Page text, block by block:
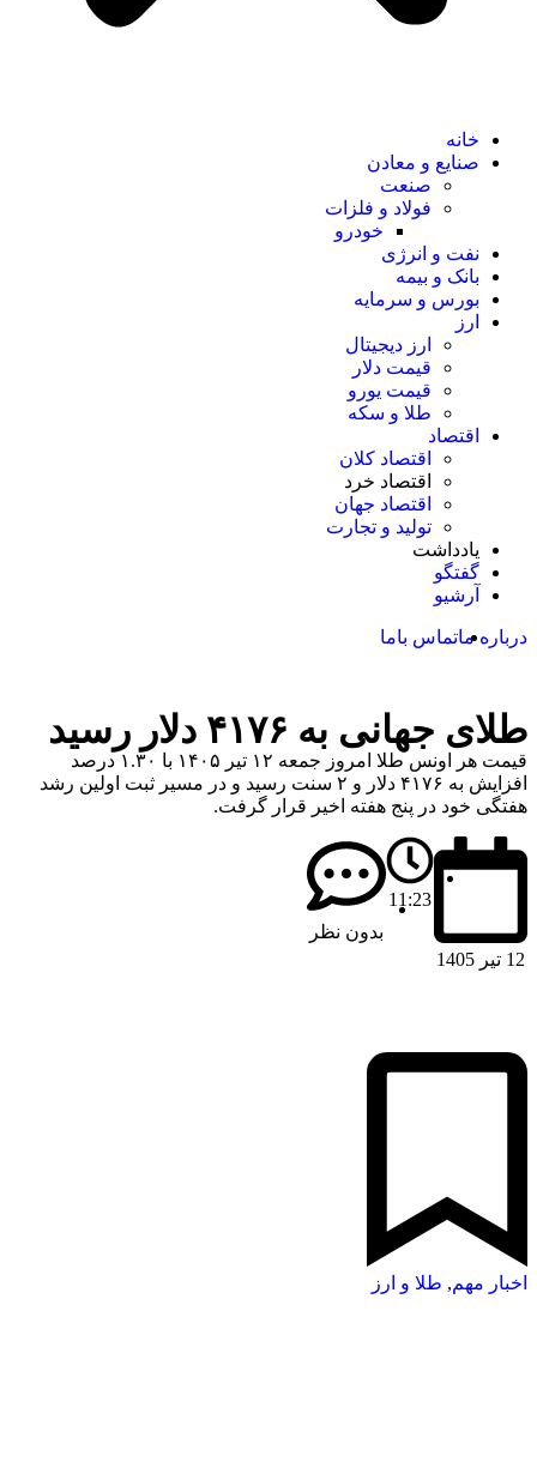
خانه
صنایع و معادن
صنعت
فولاد و فلزات
خودرو
نفت و انرژی
بانک و بیمه
بورس و سرمایه
ارز
ارز دیجیتال
قیمت دلار
قیمت یورو
طلا و سکه
اقتصاد
اقتصاد کلان
اقتصاد خرد
اقتصاد جهان
تولید و تجارت
یادداشت
گفتگو
آرشیو
درباره ماتماس باما
طلای جهانی به ۴۱۷۶ دلار رسید
قیمت هر اونس طلا امروز جمعه ۱۲ تیر ۱۴۰۵ با ۱.۳۰ درصد
افزایش به ۴۱۷۶ دلار و ۲ سنت رسید و در مسیر ثبت اولین رشد
هفتگی خود در پنج هفته اخیر قرار گرفت.
12 تیر 1405
11:23
بدون نظر
اخبار مهم, طلا و ارز